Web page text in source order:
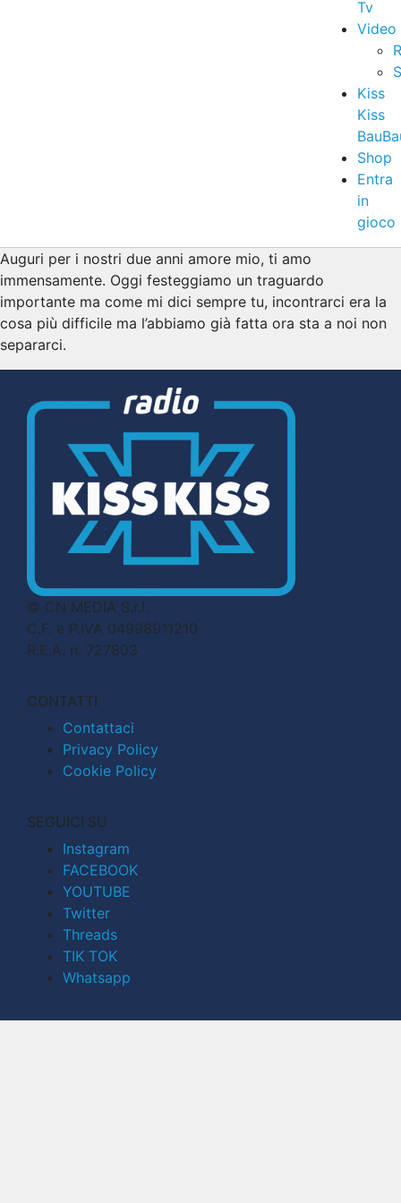
Tv
Video
Kiss
Kiss
Shop
Entra
in
gioco
Auguri per i nostri due anni amore mio, ti amo
immensamente. Oggi festeggiamo un traguardo
importante ma come mi dici sempre tu, incontrarci era la
cosa più difficile ma l’abbiamo già fatta ora sta a noi non
separarci.
© CN MEDIA S.r.l.
C.F. e P.IVA 04998911210
R.E.A. n. 727803
CONTATTI
Contattaci
Privacy Policy
Cookie Policy
SEGUICI SU
Instagram
FACEBOOK
YOUTUBE
Twitter
Threads
TIK TOK
Whatsapp